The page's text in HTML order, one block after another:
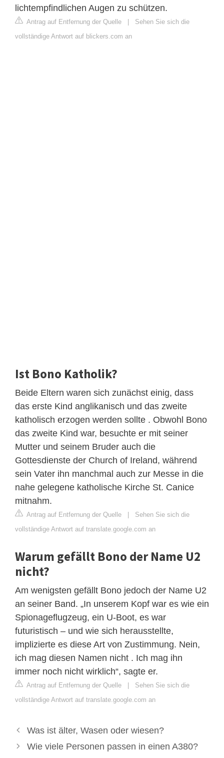
lichtempfindlichen Augen zu schützen.
Antrag auf Entfernung der Quelle | Sehen Sie sich die
vollständige Antwort auf blickers.com an
Ist Bono Katholik?
Beide Eltern waren sich zunächst einig, dass
das erste Kind anglikanisch und das zweite
katholisch erzogen werden sollte . Obwohl Bono
das zweite Kind war, besuchte er mit seiner
Mutter und seinem Bruder auch die
Gottesdienste der Church of Ireland, während
sein Vater ihn manchmal auch zur Messe in die
nahe gelegene katholische Kirche St. Canice
mitnahm.
Antrag auf Entfernung der Quelle | Sehen Sie sich die
vollständige Antwort auf translate.google.com an
Warum gefällt Bono der Name U2
nicht?
Am wenigsten gefällt Bono jedoch der Name U2
an seiner Band. „In unserem Kopf war es wie ein
Spionageflugzeug, ein U-Boot, es war
futuristisch – und wie sich herausstellte,
implizierte es diese Art von Zustimmung. Nein,
ich mag diesen Namen nicht . Ich mag ihn
immer noch nicht wirklich“, sagte er.
Antrag auf Entfernung der Quelle | Sehen Sie sich die
vollständige Antwort auf translate.google.com an
Was ist älter, Wasen oder wiesen?
Wie viele Personen passen in einen A380?